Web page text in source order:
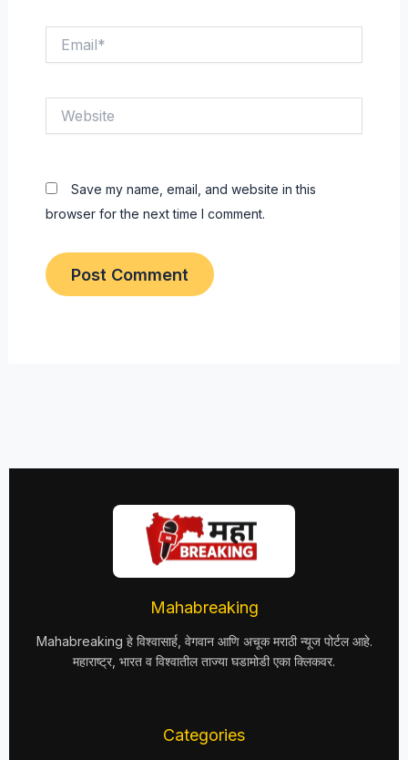
Save my name, email, and website in this
browser for the next time I comment.
Mahabreaking
Mahabreaking हे विश्वासार्ह, वेगवान आणि अचूक मराठी न्यूज पोर्टल आहे.
महाराष्ट्र, भारत व विश्वातील ताज्या घडामोडी एका क्लिकवर.
Categories